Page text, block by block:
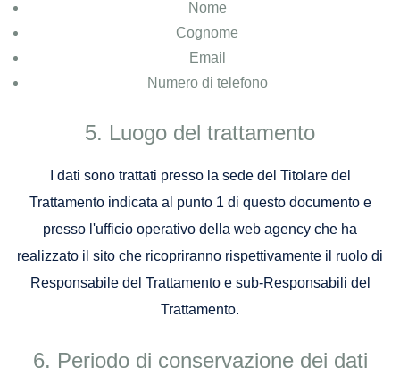
Nome
Cognome
Email
Numero di telefono
Luogo del trattamento
I dati sono trattati presso la sede del Titolare del
Trattamento indicata al punto 1 di questo documento e
presso l'ufficio operativo della web agency che ha
realizzato il sito che ricopriranno rispettivamente il ruolo di
Responsabile del Trattamento e sub-Responsabili del
Trattamento.
Periodo di conservazione dei dati